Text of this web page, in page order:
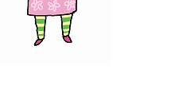
高等学校卒業程度認定試験